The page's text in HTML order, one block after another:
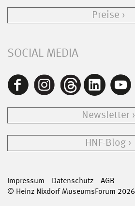
Preise
SOCIAL MEDIA
Newsletter
HNF-Blog
Impressum Datenschutz
AGB
© Heinz Nixdorf MuseumsForum 2026